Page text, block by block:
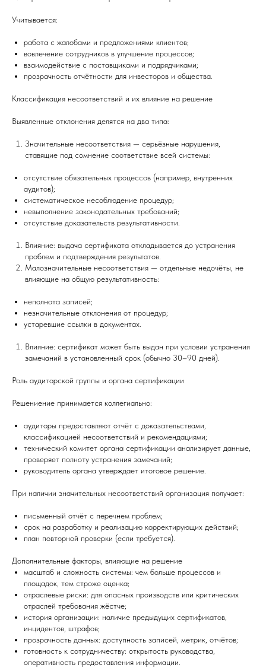
Учитывается:
работа с жалобами и предложениями клиентов;
вовлечение сотрудников в улучшение процессов;
взаимодействие с поставщиками и подрядчиками;
прозрачность отчётности для инвесторов и общества.
Классификация несоответствий и их влияние на решение
Выявленные отклонения делятся на два типа:
Значительные несоответствия — серьёзные нарушения,
ставящие под сомнение соответствие всей системы:
отсутствие обязательных процессов (например, внутренних
аудитов);
систематическое несоблюдение процедур;
невыполнение законодательных требований;
отсутствие доказательств результативности.
Влияние: выдача сертификата откладывается до устранения
проблем и подтверждения результатов.
Малозначительные несоответствия — отдельные недочёты, не
влияющие на общую результативность:
неполнота записей;
незначительные отклонения от процедур;
устаревшие ссылки в документах.
Влияние: сертификат может быть выдан при условии устранения
замечаний в установленный срок (обычно 30–90 дней).
Роль аудиторской группы и органа сертификации
Решениение принимается коллегиально:
аудиторы предоставляют отчёт с доказательствами,
классификацией несоответствий и рекомендациями;
технический комитет органа сертификации анализирует данные,
проверяет полноту устранения замечаний;
руководитель органа утверждает итоговое решение.
При наличии значительных несоответствий организация получает:
письменный отчёт с перечнем проблем;
срок на разработку и реализацию корректирующих действий;
план повторной проверки (если требуется).
Дополнительные факторы, влияющие на решение
масштаб и сложность системы: чем больше процессов и
площадок, тем строже оценка;
отраслевые риски: для опасных производств или критических
отраслей требования жёстче;
история организации: наличие предыдущих сертификатов,
инцидентов, штрафов;
прозрачность данных: доступность записей, метрик, отчётов;
готовность к сотрудничеству: открытость руководства,
оперативность предоставления информации.